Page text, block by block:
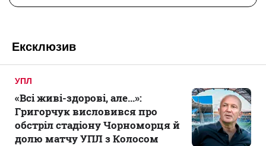
Ексклюзив
УПЛ
«Всі живі-здорові, але...»:
Григорчук висловився про
обстріл стадіону Чорноморця й
долю матчу УПЛ з Колосом